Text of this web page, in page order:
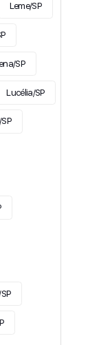
Leme/SP
SP
Lucélia/SP